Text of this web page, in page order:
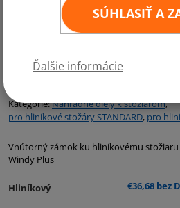
SÚHLASIŤ A
Ďalšie informácie
Kategórie:Náhradné diely k stožiarom,
pro hliníkové stožáry STANDARD, pro
Vnútorný zámok ku hliníkovému stožiaru
Windy Plus
Hliníkový €36,68 bez